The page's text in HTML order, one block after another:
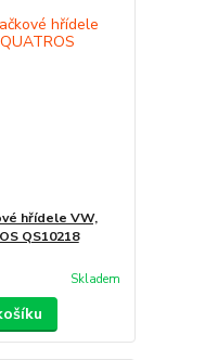
hřídele VW,
QS10218
Skladem